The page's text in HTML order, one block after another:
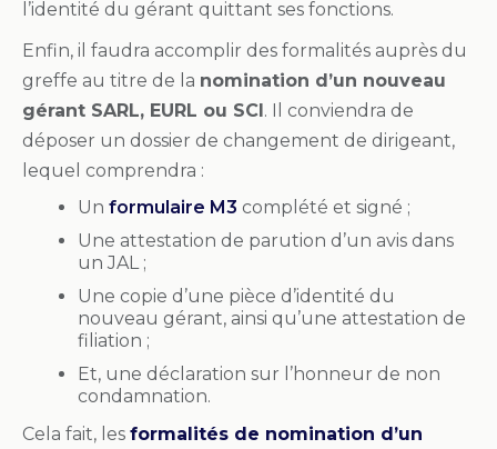
l’identité du gérant quittant ses fonctions.
Enfin, il faudra accomplir des formalités auprès du
greffe au titre de la nomination d’un nouveau
gérant SARL, EURL ou SCI. Il conviendra de
déposer un dossier de changement de dirigeant,
lequel comprendra :
Un formulaire M3 complété et signé ;
Une attestation de parution d’un avis dans
un JAL ;
Une copie d’une pièce d’identité du
nouveau gérant, ainsi qu’une attestation de
filiation ;
Et, une déclaration sur l’honneur de non
condamnation.
Cela fait, les formalités de nomination d’un